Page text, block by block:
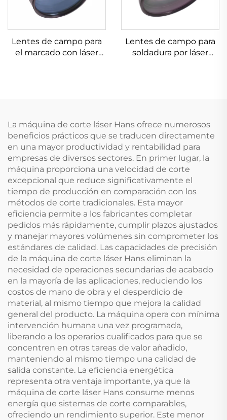
Lentes de campo para
el marcado con láser
Lentes de campo para
soldadura por láser
La máquina de corte láser Hans ofrece numerosos
beneficios prácticos que se traducen directamente
en una mayor productividad y rentabilidad para
empresas de diversos sectores. En primer lugar, la
máquina proporciona una velocidad de corte
excepcional que reduce significativamente el
tiempo de producción en comparación con los
métodos de corte tradicionales. Esta mayor
eficiencia permite a los fabricantes completar
pedidos más rápidamente, cumplir plazos ajustados
y manejar mayores volúmenes sin comprometer los
estándares de calidad. Las capacidades de precisión
de la máquina de corte láser Hans eliminan la
necesidad de operaciones secundarias de acabado
en la mayoría de las aplicaciones, reduciendo los
costos de mano de obra y el desperdicio de
material, al mismo tiempo que mejora la calidad
general del producto. La máquina opera con mínima
intervención humana una vez programada,
liberando a los operarios cualificados para que se
concentren en otras tareas de valor añadido,
manteniendo al mismo tiempo una calidad de
salida constante. La eficiencia energética
representa otra ventaja importante, ya que la
máquina de corte láser Hans consume menos
energía que sistemas de corte comparables,
ofreciendo un rendimiento superior. Este menor